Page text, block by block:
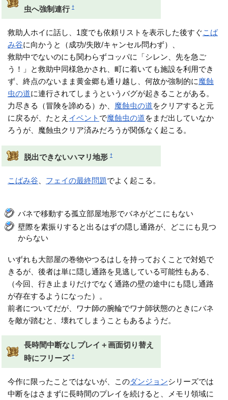
虫へ強制連行 †
救助人ホイに話し、1度でも依頼リストを表示した後すぐこば
み谷に向かうと（成功/失敗/キャンセル問わず）、
救助中でないのにも関わらずコッパに「シレン、先を急ご
う！」と救助中同様急かされ、町に着いても施設を利用でき
ず、終点のないまま黄金郷も通り越し、何故か強制的に魔蝕
虫の道に連行されてしまうというバグが起きることがある。
力尽きる（冒険を諦める）か、 魔蝕虫の道をクリアすると元
に戻るが、たとえ イベント で魔蝕虫の道をまだ出していなか
ろうが、魔蝕虫クリア済みだろうが関係なく起こる。
脱出できないハマリ地形 †
こばみ谷 フェイの最終問題でよく起こる。
バネで移動する孤立部屋地形でバネがどこにもない
壁際を素振りすると出るはずの隠し通路が、どこにも見つ
からない
いずれも大部屋の巻物やつるはしを持っておくことで対処で
きるが、後者は単に隠し通路を見逃している可能性もある、
（今回、行き止まりだけでなく通路の壁の途中にも隠し通路
が存在するようになった）。
前者についてだが、ワナ師の腕輪でワナ師状態のときにバネ
を敵が踏むと、壊れてしまうこともあるようだ。
長時間中断なしプレイ＋画面切り替え
時にフリーズ †
今作に限ったことではないが、このダンジョンシリーズでは
中断をはさまずに長時間のプレイを続けると、メモリ領域に